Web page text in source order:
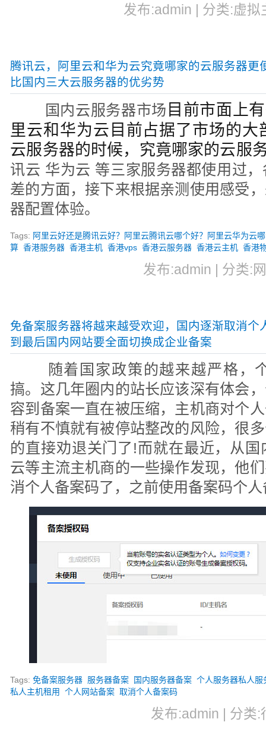
发布:admin | 分类:虚
腾讯云，阿里云和华为云究竟哪家的云服务器更
比国内三大云服务器的优劣势
国内云服务器市场 目前市面上
里云和华为云目前占据了市场的
云服务器的时候，究竟哪家的云服
讯云 华为云 等三家服务器都使用过
差的方面，接下来根据亲测使用感受
器配置体验。
Tags: 阿里云好还是腾讯云好？阿里云腾讯云哪个好？阿里云华为云
算 香港服务器 香港主机 香港vps 香港云服务器 香港云主机 香港
发布:admin | 分类:
免备案服务器将越来越受欢迎，国内逐渐取消个
到最后国内网站要全面切换成企业备案
随着国家政策的越来越严格，
搞。这几年圈内的站长应该深有体会
容到备案一直在被压缩，主机商对个
稍有不慎就有被停站整改的风险，很
的直接劝退关门了!而就在最近，从
云等主流主机商的一些操作发现，他
消个人备案码了，之前使用备案码个
Tags:免备案服务器 服务器备案 国内服务器备案 个人服务器私人
私人主机租用
个人网站备案 取消个人备案码
发布:admin | 分类: